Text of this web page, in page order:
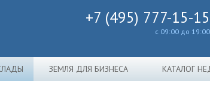
+7 (495) 777-15-15
с 09:00 до 19:00
ЗЕМЛЯ ДЛЯ БИЗНЕСА КАТАЛОГ